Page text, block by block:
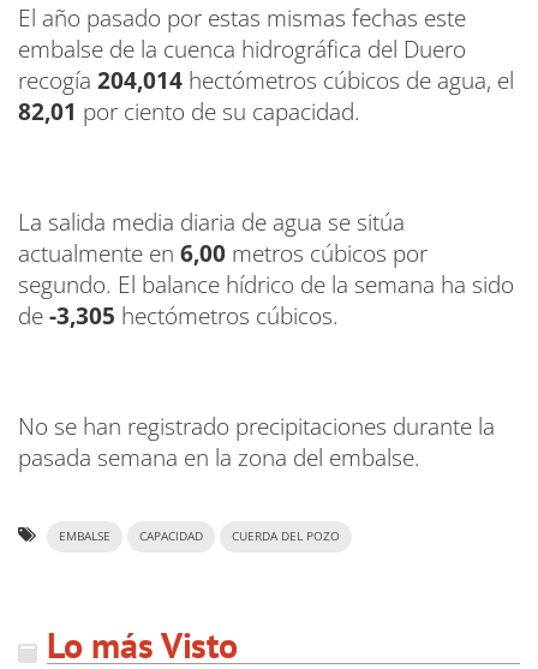
El año pasado por estas mismas fechas este
embalse de la cuenca hidrográfica del Duero
recogía 204,014 hectómetros cúbicos de agua, el
82,01 por ciento de su capacidad.
La salida media diaria de agua se sitúa
actualmente en 6,00 metros cúbicos por
segundo. El balance hídrico de la semana ha sido
de-3,305 hectómetros cúbicos.
No se han registrado precipitaciones durante la
pasada semana en la zona del embalse.
EMBALSE CAPACIDAD CUERDA DEL POZO
Lo más Visto